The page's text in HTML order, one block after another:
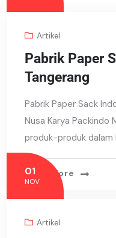
Artikel
Pabrik Paper
Tangerang
Pabrik Paper Sack
Nusa Karya Packindo
produk-produk
Read More
01
NOV
Artikel